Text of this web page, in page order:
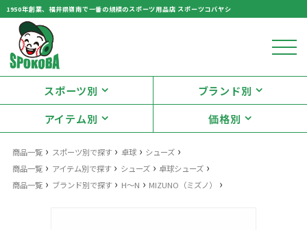
1950年創業、福井県嶺南で一番の規模のスポーツ用品店 スポーツコバヤシ
スポーツ別
ブランド別
アイテム別
価格別
商品一覧 › スポーツ別で探す› 卓球› シューズ ›
商品一覧 › アイテム別で探す› シューズ›卓球シューズ ›
商品一覧 › ブランド別で探す› H～N › MIZUNO（ミズノ） ›